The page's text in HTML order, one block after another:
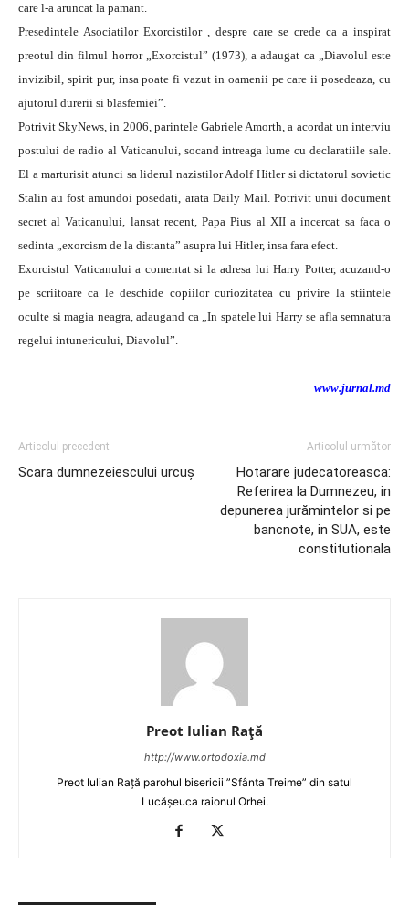
care l-a aruncat la pamant.
Presedintele Asociatilor Exorcistilor , despre care se crede ca a inspirat
preotul din filmul horror „Exorcistul” (1973), a adaugat ca „Diavolul este
invizibil, spirit pur, insa poate fi vazut in oamenii pe care ii posedeaza, cu
ajutorul durerii si blasfemiei”.
Potrivit SkyNews, in 2006, parintele Gabriele Amorth, a acordat un interviu
postului de radio al Vaticanului, socand intreaga lume cu declaratiile sale.
El a marturisit atunci sa liderul nazistilor Adolf Hitler si dictatorul sovietic
Stalin au fost amundoi posedati, arata Daily Mail. Potrivit unui document
secret al Vaticanului, lansat recent, Papa Pius al XII a incercat sa faca o
sedinta „exorcism de la distanta” asupra lui Hitler, insa fara efect.
Exorcistul Vaticanului a comentat si la adresa lui Harry Potter, acuzand-o
pe scriitoare ca le deschide copiilor curiozitatea cu privire la stiintele
oculte si magia neagra, adaugand ca „In spatele lui Harry se afla semnatura
regelui intunericului, Diavolul”.
www.jurnal.md
Articolul precedent
Scara dumnezeiescului urcuş
Articolul următor
Hotarare judecatoreasca:
Referirea la Dumnezeu, in
depunerea jurămintelor si pe
bancnote, in SUA, este
constitutionala
Preot Iulian Raţă
http://www.ortodoxia.md
Preot Iulian Rață parohul bisericii ”Sfânta Treime” din satul
Lucășeuca raionul Orhei.